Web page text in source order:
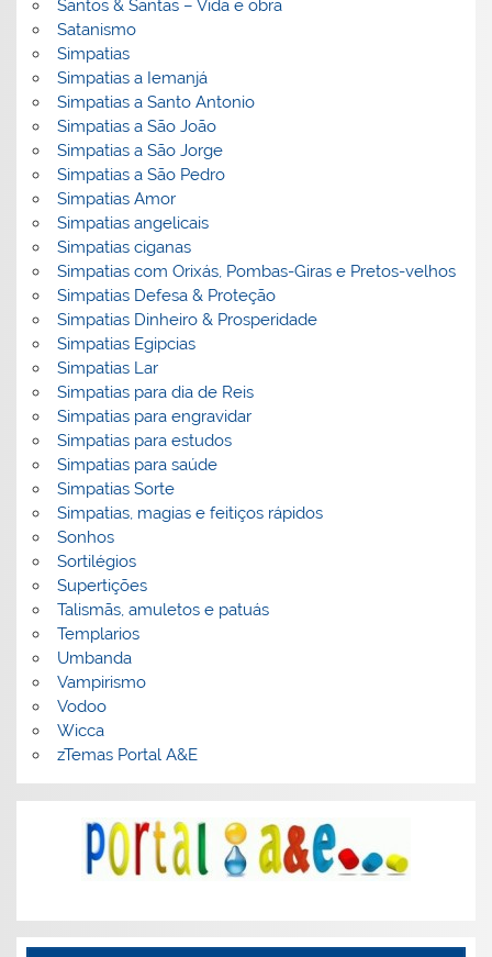
Santos & Santas – Vida e obra
Satanismo
Simpatias
Simpatias a Iemanjá
Simpatias a Santo Antonio
Simpatias a São João
Simpatias a São Jorge
Simpatias a São Pedro
Simpatias Amor
Simpatias angelicais
Simpatias ciganas
Simpatias com Orixás, Pombas-Giras e Pretos-velhos
Simpatias Defesa & Proteção
Simpatias Dinheiro & Prosperidade
Simpatias Egipcias
Simpatias Lar
Simpatias para dia de Reis
Simpatias para engravidar
Simpatias para estudos
Simpatias para saúde
Simpatias Sorte
Simpatias, magias e feitiços rápidos
Sonhos
Sortilégios
Supertições
Talismãs, amuletos e patuás
Templarios
Umbanda
Vampirismo
Vodoo
Wicca
zTemas Portal A&E